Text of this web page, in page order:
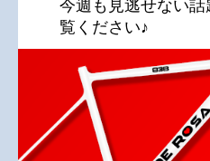
今週も見逃せない
覧ください♪